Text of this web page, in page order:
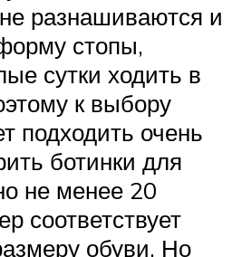
разнашиваются и
стопы,
сутки ходить в
к выбору
подходить очень
ботинки для
не менее 20
соответствует
обуви. Но